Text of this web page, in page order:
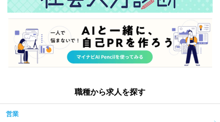
職種から求人を探す
営業